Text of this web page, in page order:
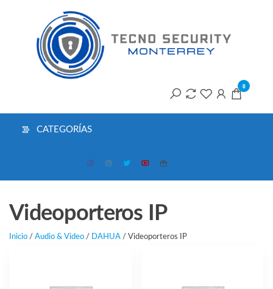
contenido
0
CATEGORÍAS
Videoporteros IP
Inicio / Audio & Video / DAHUA / Videoporteros IP